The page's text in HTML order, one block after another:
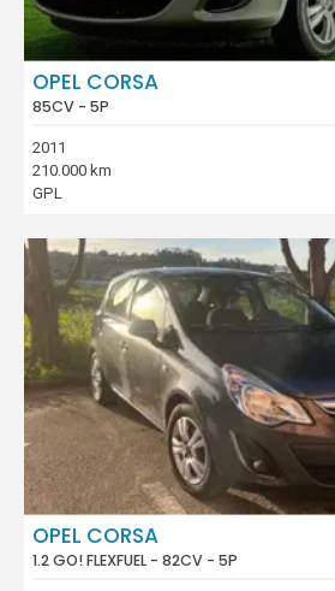
OPEL CORSA
85CV - 5P
2011
210.000 km
GPL
OPEL CORSA
1.2 GO! FLEXFUEL - 82CV - 5P